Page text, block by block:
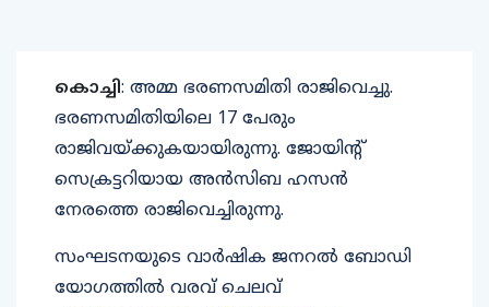
കൊച്ചി: അമ്മ ഭരണസമിതി രാജിവെച്ചു.
ഭരണസമിതിയിലെ 17 പേരും
രാജിവയ്ക്കുകയായിരുന്നു. ജോയിന്റ്
സെക്രട്ടറിയായ അന്‍സിബ ഹസന്‍
നേരത്തെ രാജിവെച്ചിരുന്നു.
സംഘടനയുടെ വാര്‍ഷിക ജനറല്‍ ബോഡി
യോഗത്തിൽ വരവ് ചെലവ്